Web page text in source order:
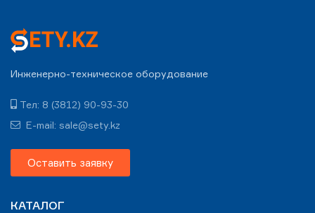
Инженерно-техническое оборудование
Тел: 8 (3812) 90-93-30
E-mail: sale@sety.kz
Оставить заявку
КАТАЛОГ